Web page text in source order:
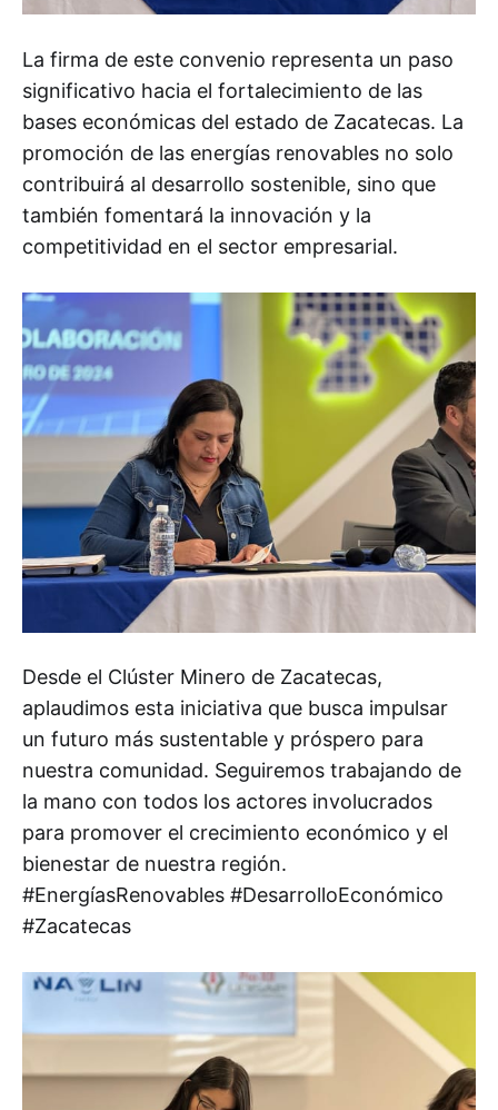
La firma de este convenio representa un paso
significativo hacia el fortalecimiento de las
bases económicas del estado de Zacatecas. La
promoción de las energías renovables no solo
contribuirá al desarrollo sostenible, sino que
también fomentará la innovación y la
competitividad en el sector empresarial.
Desde el Clúster Minero de Zacatecas,
aplaudimos esta iniciativa que busca impulsar
un futuro más sustentable y próspero para
nuestra comunidad. Seguiremos trabajando de
la mano con todos los actores involucrados
para promover el crecimiento económico y el
bienestar de nuestra región.
#EnergíasRenovables #DesarrolloEconómico
#Zacatecas